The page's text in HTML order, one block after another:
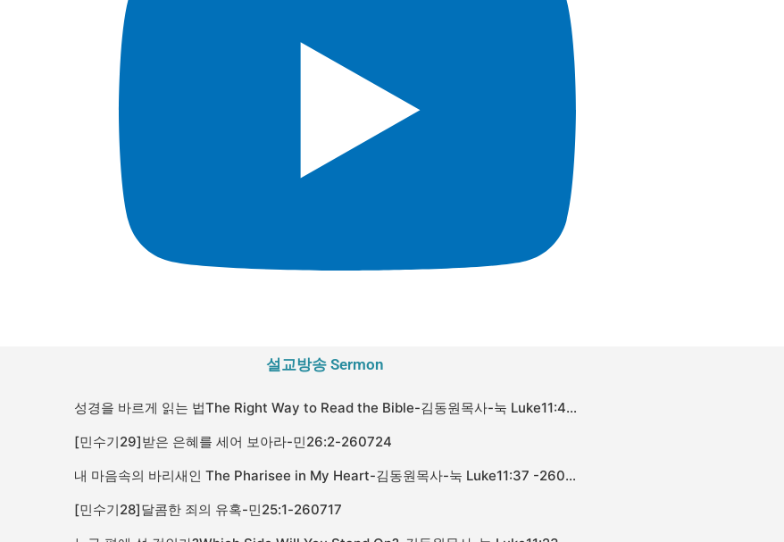
설교방송 Sermon​
성경을 바르게 읽는 법The Right Way to Read the Bible-김동원목사-눅 Luke11:45 -260726
[민수기29]받은 은혜를 세어 보아라-민26:2-260724
내 마음속의 바리새인 The Pharisee in My Heart-김동원목사-눅 Luke11:37 -260719
[민수기28]달콤한 죄의 유혹-민25:1-260717